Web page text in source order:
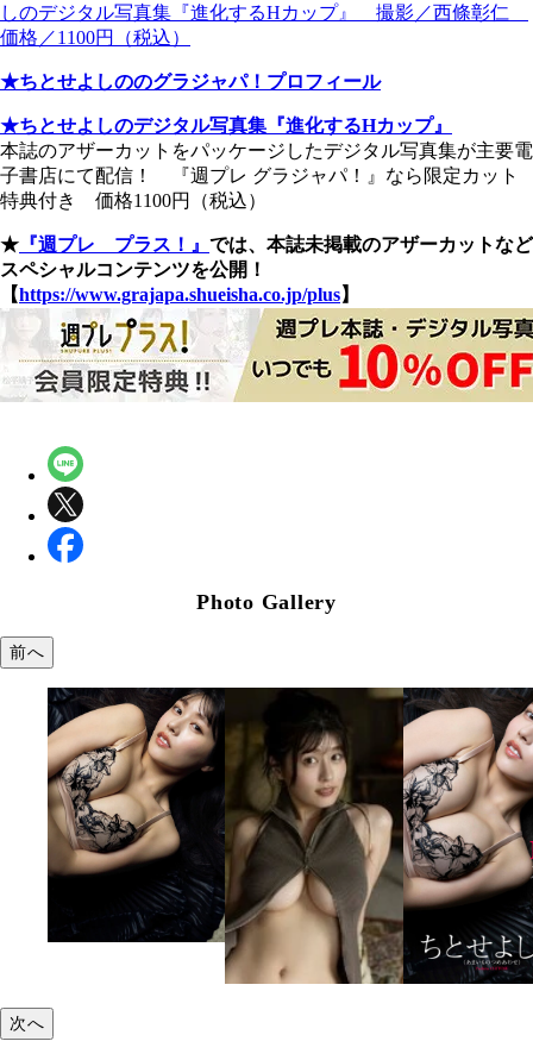
しのデジタル写真集『進化するHカップ』 撮影／西條彰仁
価格／1100円（税込）
★ちとせよしののグラジャパ！プロフィール
★ちとせよしのデジタル写真集『進化するHカップ』
本誌のアザーカットをパッケージしたデジタル写真集が主要電
子書店にて配信！ 『週プレ グラジャパ！』なら限定カット
特典付き 価格1100円（税込）
★ 『週プレ プラス！』 では、本誌未掲載のアザーカットなど
スペシャルコンテンツを公開！
【https://www.grajapa.shueisha.co.jp/plus】
Photo Gallery
前へ
次へ